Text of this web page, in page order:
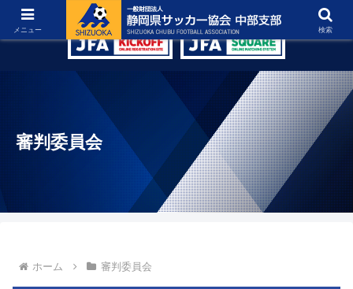
グラウンド紹介 リンク集 お問い合わせ
審判委員会
ホーム 審判委員会
メニュー 検索